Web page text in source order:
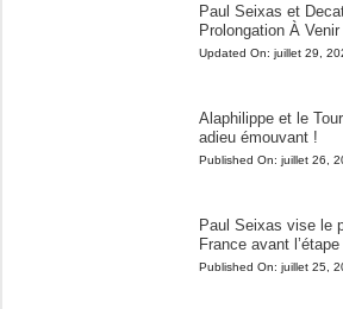
Paul Seixas et
Prolongation À Venir
Updated On: juillet 29,
Alaphilippe et le
adieu émouvant !
Published On: juillet 26,
Paul Seixas vise le
France avant
Published On: juillet 25,